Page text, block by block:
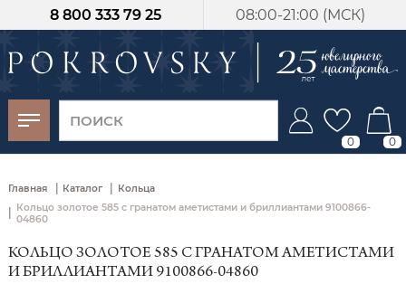
08:00-21:00 (МСК)
8 800 333 79 25
0 0
Главная | Каталог | Кольца
Кольцо золотое 585 с гранатом аметистами и бриллиантами 9100866-
04860
КОЛЬЦО ЗОЛОТОЕ 585 С ГРАНАТОМ АМЕТИСТАМИ
И БРИЛЛИАНТАМИ 9100866-04860
-30%
от 15 дней с
момента оплаты